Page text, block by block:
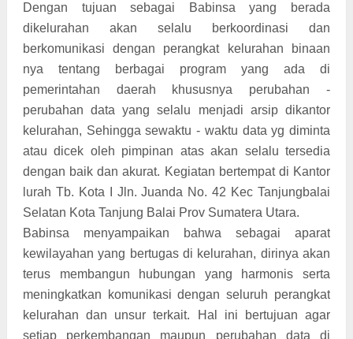
Dengan tujuan sebagai Babinsa yang berada
dikelurahan akan selalu berkoordinasi dan
berkomunikasi dengan perangkat kelurahan binaan
nya tentang berbagai program yang ada di
pemerintahan daerah khususnya perubahan -
perubahan data yang selalu menjadi arsip dikantor
kelurahan, Sehingga sewaktu - waktu data yg diminta
atau dicek oleh pimpinan atas akan selalu tersedia
dengan baik dan akurat. Kegiatan bertempat di Kantor
lurah Tb. Kota I Jln. Juanda No. 42 Kec Tanjungbalai
Selatan Kota Tanjung Balai Prov Sumatera Utara.
Babinsa menyampaikan bahwa sebagai aparat
kewilayahan yang bertugas di kelurahan, dirinya akan
terus membangun hubungan yang harmonis serta
meningkatkan komunikasi dengan seluruh perangkat
kelurahan dan unsur terkait. Hal ini bertujuan agar
setiap perkembangan maupun perubahan data di